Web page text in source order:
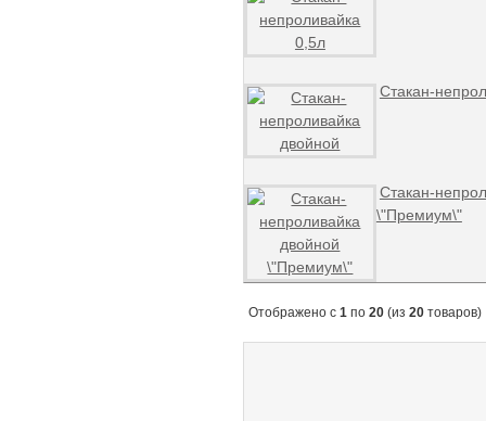
Стакан-
Стакан-
\"Премиум\"
Отображено с 1 по 20 (из 20 товаров)